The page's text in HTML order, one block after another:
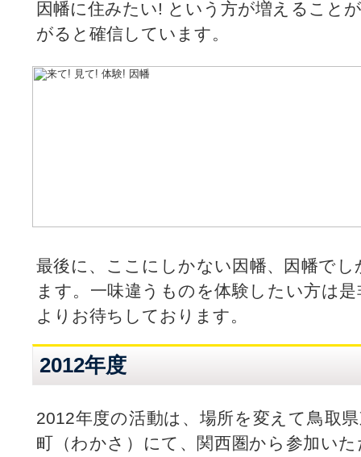
因幡に住みたい! という方が増えること
がると確信しています。
最後に、ここにしかない因幡、因幡で
ます。一味違うものを体験したい方は
よりお待ちしております。
2012年度
2012年度の活動は、場所を変えて鳥取
町（わかさ）にて、関西圏から参加い